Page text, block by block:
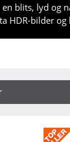
blits, lyd og
HDR-bilder